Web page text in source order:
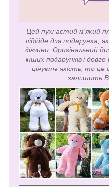
Цей пухнастий м'який
підійде для подарунка,
дівчини. Оригінальний
інших подарунків і
цінуєте якість, то
залишить